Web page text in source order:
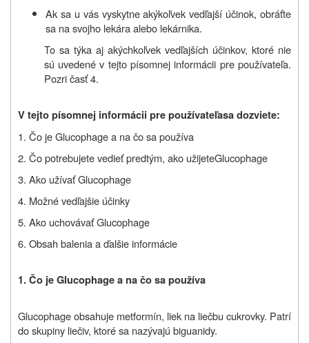
Ak sa u vás vyskytne akýkoľvek vedľajší účinok, obráťte
sa na svojho lekára alebo lekárnika.
To sa týka aj akýchkoľvek vedľajších účinkov, ktoré nie
sú uvedené v tejto písomnej informácii pre používateľa.
Pozri časť 4.
V tejto písomnej informácii pre používateľasa dozviete:
1. Čo je Glucophage a na čo sa používa
2. Čo potrebujete vedieť predtým, ako užijeteGlucophage
3. Ako užívať Glucophage
4. Možné vedľajšie účinky
5. Ako uchovávať Glucophage
6. Obsah balenia a ďalšie informácie
1. Čo je Glucophage a na čo sa používa
Glucophage obsahuje metformín, liek na liečbu cukrovky. Patrí
do skupiny liečiv, ktoré sa nazývajú biguanidy.